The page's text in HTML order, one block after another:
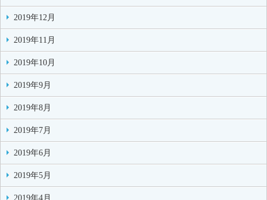
2019年12月
2019年11月
2019年10月
2019年9月
2019年8月
2019年7月
2019年6月
2019年5月
2019年4月